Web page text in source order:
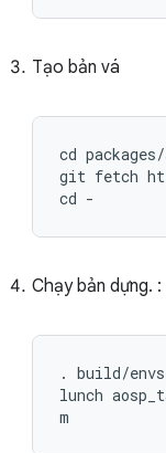
Tạo bản vá
cd packages/
git fetch
cd -
Chạy bản dựng. :
. build/
lunch
m